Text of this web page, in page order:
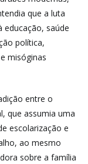
que a luta
educação, saúde
política,
misóginas
entre o
que assumia uma
escolarização e
ao mesmo
sobre a família